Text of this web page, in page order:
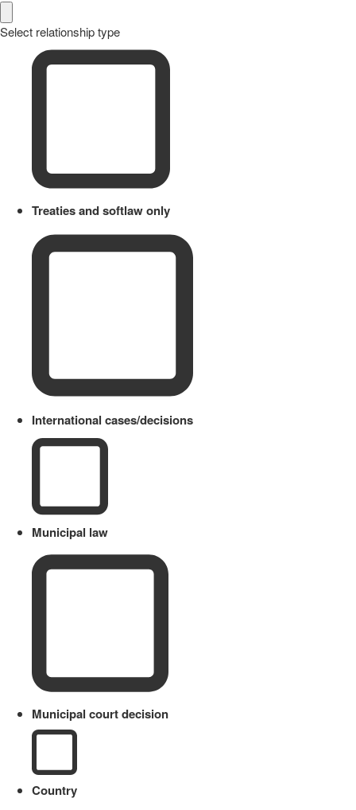
Select relationship type
Treaties and softlaw only
International cases/decisions
Municipal law
Municipal court decision
Country